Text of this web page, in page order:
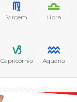
Virgem Libra
Capricórnio Aquário